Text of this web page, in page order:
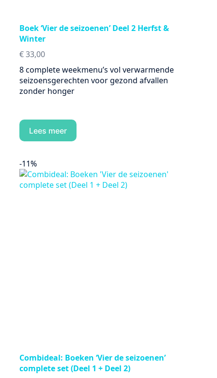
Boek ‘Vier de seizoenen’ Deel 2 Herfst &
Winter
€33,00
8 complete weekmenu’s vol verwarmende
seizoensgerechten voor gezond afvallen
zonder honger
Lees meer
-11%
Combideal: Boeken ‘Vier de seizoenen’
complete set (Deel 1 + Deel 2)